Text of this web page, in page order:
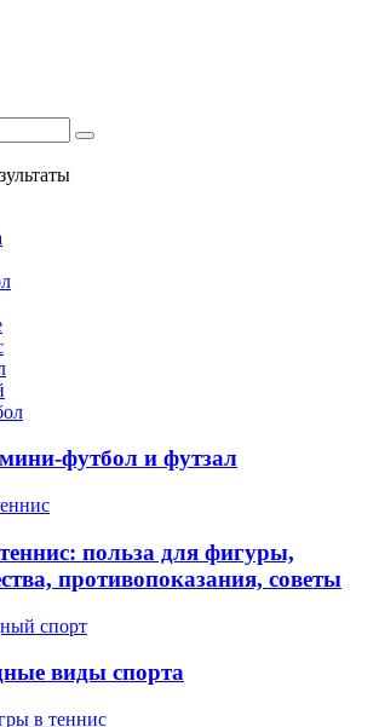
футбол и футзал
польза для фигуры,
противопоказания, советы
виды спорта